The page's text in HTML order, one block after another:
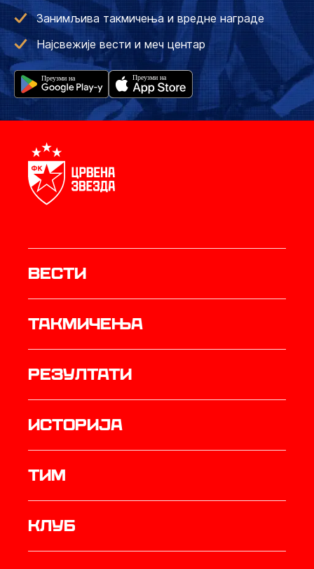
Занимљива такмичења и вредне награде
Најсвежије вести и меч центар
Вести
Такмичења
резултати
историја
ТИМ
Клуб